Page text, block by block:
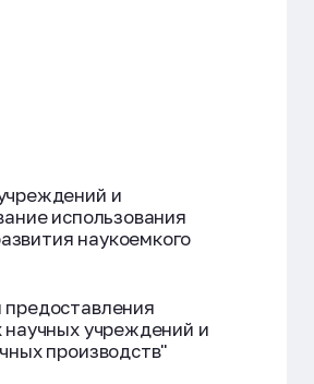
и
использования
наукоемкого
научных учреждений и
производств"